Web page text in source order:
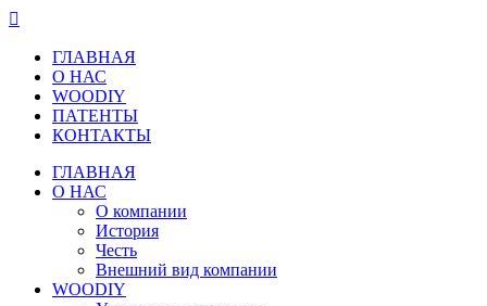

ГЛАВНАЯ
О НАС
WOODIY
ПАТЕНТЫ
КОНТАКТЫ
ГЛАВНАЯ
О НАС
О компании
История
Честь
Внешний вид компании
WOODIY